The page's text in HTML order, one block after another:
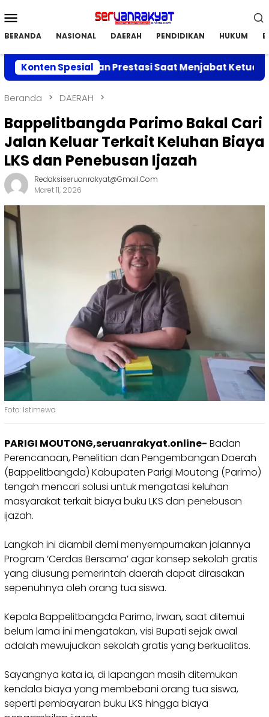
ke
Mobile
BERANDA NASIONAL DAERAH PENDIDIKAN HUKUM
Konten Spesial
Capaian Prestasi Saat Menjabat Ketua DPC APRI
Beranda DAERAH
Bappelitbangda Parimo Bakal Cari
Jalan Keluar Terkait Keluhan Biaya
LKS dan Penebusan Ijazah
Redaksiseruanrakyat@gmail.com
Maret 11, 2026
Foto: Istimewa
PARIGI MOUTONG,seruanrakyat.online- Badan
Perencanaan, Penelitian dan Pengembangan Daerah
(Bappelitbangda) Kabupaten Parigi Moutong (Parimo)
tengah mencari solusi untuk mengatasi keluhan
masyarakat terkait biaya buku LKS dan penebusan
ijazah.
Langkah ini diambil demi menyempurnakan jalannya
Program ‘Cerdas Bersama’ agar konsep sekolah gratis
yang diusung pemerintah daerah dapat dirasakan
sepenuhnya oleh orang tua siswa.
Kepala Bappelitbangda Parimo, Irwan, saat ditemui
belum lama ini mengatakan, visi Bupati sejak awal
adalah mewujudkan sekolah gratis yang berkualitas.
Sayangnya kata ia, di lapangan masih ditemukan
kendala biaya yang membebani orang tua siswa,
seperti pembayaran buku LKS hingga biaya